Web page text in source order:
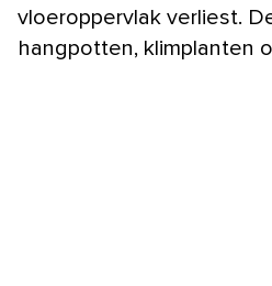
vloeroppervlak verliest.
hangpotten, klimplanten